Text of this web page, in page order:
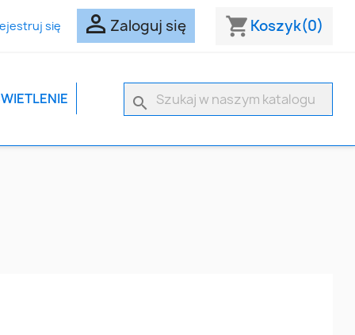
się  Zaloguj się shopping_cart Koszyk(0)
search